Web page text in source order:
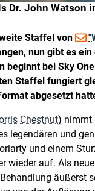
Dr. John Watson
Staffel von
nun gibt es
beginnt bei Sky
Staffel fungiert
abgesetzt
Chestnut) nimmt
legendären und
und einem
wieder auf. Als
äußerst